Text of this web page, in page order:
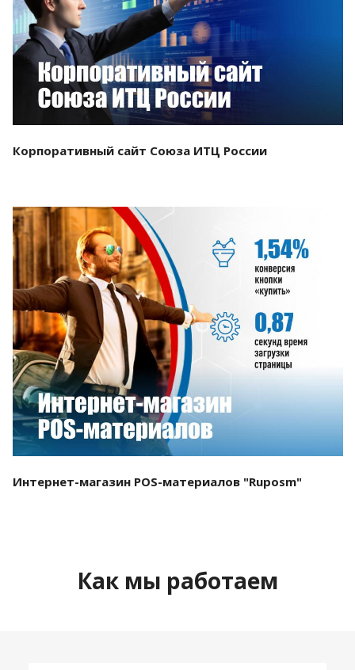
Смотреть проект
Корпоративный сайт Союза ИТЦ России
Смотреть проект
Интернет-магазин POS-материалов "Ruposm"
Как мы работаем